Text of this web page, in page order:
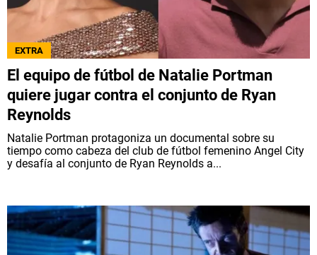
EXTRA
El equipo de fútbol de Natalie Portman
quiere jugar contra el conjunto de Ryan
Reynolds
Natalie Portman protagoniza un documental sobre su
tiempo como cabeza del club de fútbol femenino Angel City
y desafía al conjunto de Ryan Reynolds a...